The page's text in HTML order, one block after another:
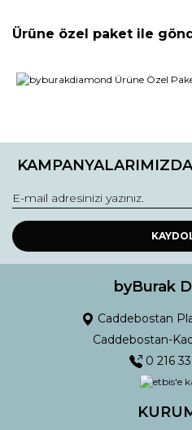
Ürüne özel paket ile
konularda yetersiz gördüğünüz
Görüş ve önerileriniz için
Ürün resmi kalitesiz, bozuk
Ürün açıklamasında eksik
Ürün fiyatı diğer sitelerden daha
byBurak
Caddebostan
Caddebostan-
0 216